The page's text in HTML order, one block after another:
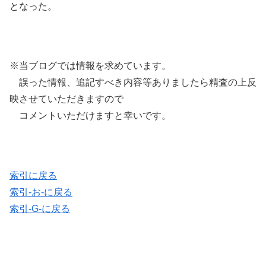
となった。
※当ブログでは情報を求めています。
誤った情報、追記すべき内容等ありましたら精査の上反
映させていただきますので
コメントいただけますと幸いです。
索引に戻る
索引-お-に戻る
索引-G-に戻る